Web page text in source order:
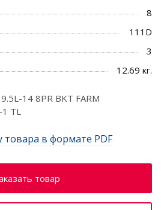
8
111D
3
12.69 кг.
14 8PR BKT FARM
TL
товара в формате PDF
товар